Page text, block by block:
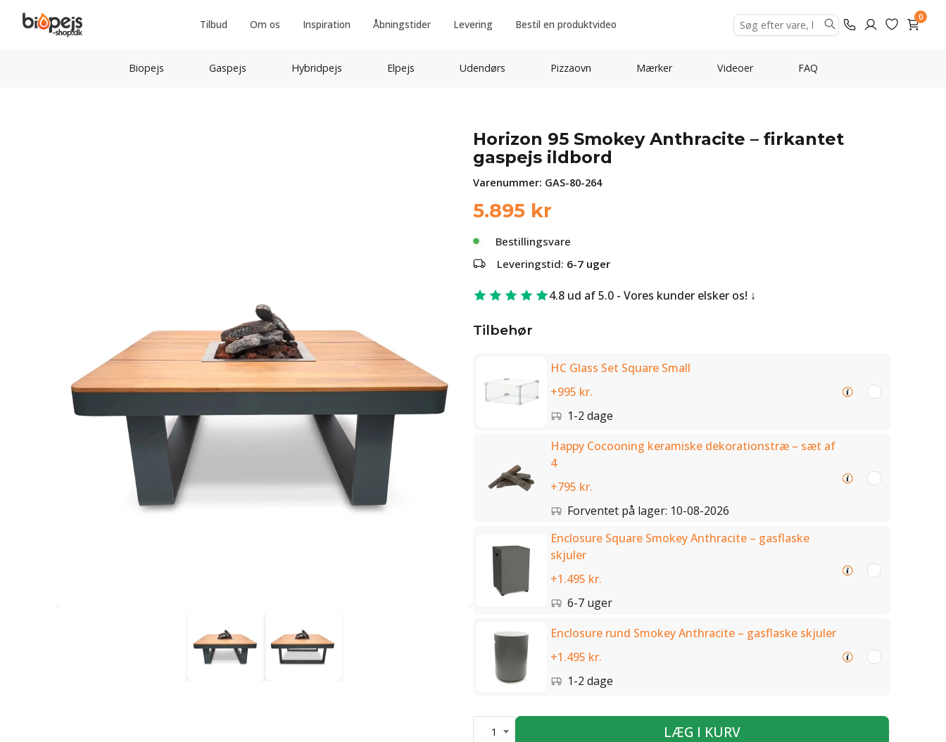
Tilbud Om os Inspiration Åbningstider Levering Bestil en produktvideo
0
Biopejs Gaspejs Hybridpejs Elpejs Udendørs Pizzaovn Mærker Videoer FAQ
Horizon 95 Smokey Anthracite – firkantet
gaspejs ildbord
Varenummer: GAS-80-264
5.895 kr
Bestillingsvare
Leveringstid: 6-7 uger
4.8 ud af 5.0 - Vores kunder elsker os!
Tilbehør
HC Glass Set Square Small
+995 kr.
1-2 dage
Happy Cocooning keramiske dekorationstræ – sæt af
4
+795 kr.
Forventet på lager: 10-08-2026
Enclosure Square Smokey Anthracite – gasflaske
skjuler
+1.495 kr.
6-7 uger
Enclosure rund Smokey Anthracite – gasflaske skjuler
+1.495 kr.
1-2 dage
1 LÆG I KURV